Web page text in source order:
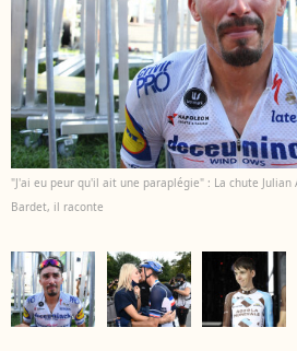
"J'ai eu peur qu'il ait une paraplégie" : La chute
Bardet, il raconte